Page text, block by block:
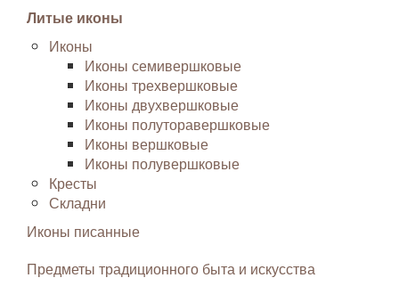
Литые иконы
Иконы
Иконы семивершковые
Иконы трехвершковые
Иконы двухвершковые
Иконы полуторавершковые
Иконы вершковые
Иконы полувершковые
Кресты
Складни
Иконы писанные
Предметы традиционного быта и искусства